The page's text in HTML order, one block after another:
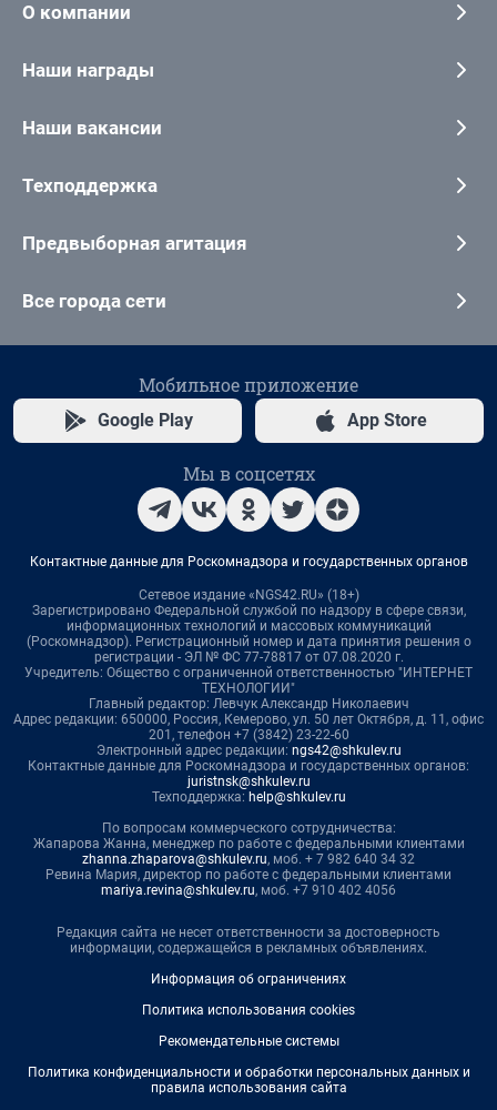
О компании
Наши награды
Наши вакансии
Техподдержка
Предвыборная агитация
Все города сети
Мобильное приложение
Google Play App Store
Мы в соцсетях
Контактные данные для Роскомнадзора и государственных органов
Сетевое издание «NGS42.RU» (18+)
Зарегистрировано Федеральной службой по надзору в сфере связи,
информационных технологий и массовых коммуникаций
(Роскомнадзор). Регистрационный номер и дата принятия решения о
регистрации - ЭЛ № ФС 77-78817 от 07.08.2020 г.
Учредитель: Общество с ограниченной ответственностью "ИНТЕРНЕТ
ТЕХНОЛОГИИ"
Главный редактор: Левчук Александр Николаевич
Адрес редакции: 650000, Россия, Кемерово, ул. 50 лет Октября, д. 11, офис
201, телефон +7 (3842) 23-22-60
Электронный адрес редакции: ngs42@shkulev.ru
Контактные данные для Роскомнадзора и государственных органов:
juristnsk@shkulev.ru
Техподдержка: help@shkulev.ru
По вопросам коммерческого сотрудничества:
Жапарова Жанна, менеджер по работе с федеральными клиентами
zhanna.zhaparova@shkulev.ru, моб. + 7 982 640 34 32
Ревина Мария, директор по работе с федеральными клиентами
mariya.revina@shkulev.ru, моб. +7 910 402 4056
Редакция сайта не несет ответственности за достоверность
информации, содержащейся в рекламных объявлениях.
Информация об ограничениях
Политика использования cookies
Рекомендательные системы
Политика конфиденциальности и обработки персональных данных и
правила использования сайта